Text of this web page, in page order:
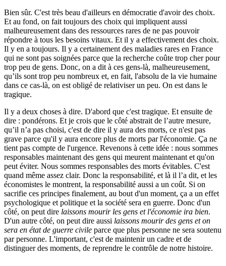
Bien sûr. C'est très beau d'ailleurs en démocratie d'avoir des choix.
Et au fond, on fait toujours des choix qui impliquent aussi
malheureusement dans des ressources rares de ne pas pouvoir
répondre à tous les besoins vitaux. Et il y a effectivement des choix.
Il y en a toujours. Il y a certainement des maladies rares en France
qui ne sont pas soignées parce que la recherche coûte trop cher pour
trop peu de gens. Donc, on a dit à ces gens-là, malheureusement,
qu’ils sont trop peu nombreux et, en fait, l'absolu de la vie humaine
dans ce cas-là, on est obligé de relativiser un peu. On est dans le
tragique.
Il y a deux choses à dire. D'abord que c'est tragique. Et ensuite de
dire : pondérons. Et je crois que le côté abstrait de l’autre mesure,
qu’il n’a pas choisi, c'est de dire il y aura des morts, ce n'est pas
grave parce qu'il y aura encore plus de morts par l'économie. Ça ne
tient pas compte de l'urgence. Revenons à cette idée : nous sommes
responsables maintenant des gens qui meurent maintenant et qu'on
peut éviter. Nous sommes responsables des morts évitables. C'est
quand même assez clair. Donc la responsabilité, et là il l’a dit, et les
économistes le montrent, la responsabilité aussi a un coût. Si on
sacrifie ces principes finalement, au bout d'un moment, ça a un effet
psychologique et politique et la société sera en guerre. Donc d'un
côté, on peut dire laissons mourir les gens et l'économie ira bien.
D'un autre côté, on peut dire aussi laissons mourir des gens et on
sera en état de guerre civile parce que plus personne ne sera soutenu
par personne. L'important, c'est de maintenir un cadre et de
distinguer des moments, de reprendre le contrôle de notre histoire.